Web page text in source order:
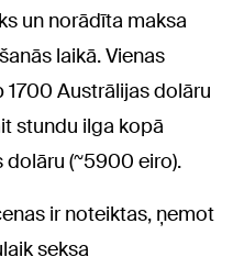
un norādīta maksa
laikā. Vienas
Austrālijas dolāru
stundu ilga kopā
(~5900 eiro).
ir noteiktas, ņemot
seksa